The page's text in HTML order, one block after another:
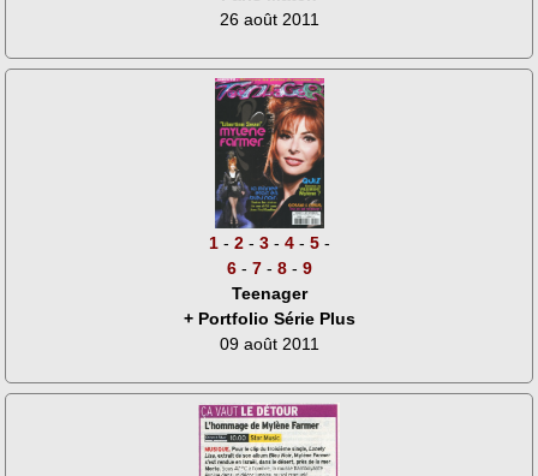
26 août 2011
1- 2- 3- 4- 5-
6- 7- 8- 9
Teenager
+ Portfolio Série Plus
09 août 2011